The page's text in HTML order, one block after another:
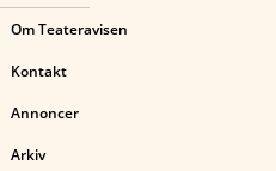
Om Teateravisen
Kontakt
Annoncer
Arkiv